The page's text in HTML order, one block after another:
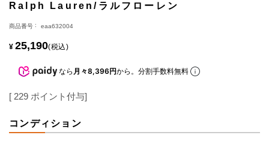
Ralph Lauren/ラルフローレン
商品番号 eaa632004
¥ 25,190 税込
なら 月々8,396円から。分割手数料無料
[ 229 ポイント付与]
コンディション